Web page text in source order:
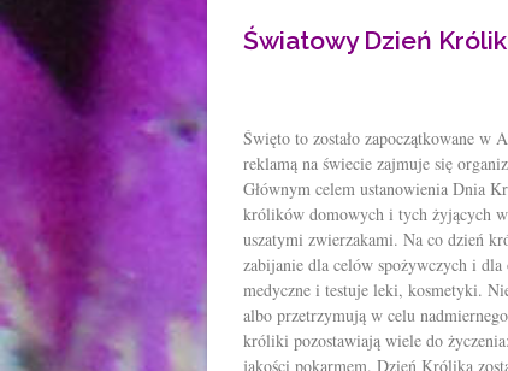
Światowy Dzień
Święto to zostało zapoczątkowane w
reklamą na świecie zajmuje się
Głównym celem ustanowienia Dnia
królików domowych i tych żyjących
uszatymi zwierzakami. Na co dzień
zabijanie dla celów spożywczych i
medyczne i testuje leki, kosmetyki.
albo przetrzymują w celu
króliki pozostawiają wiele do
jakości pokarmem. Dzień Królika